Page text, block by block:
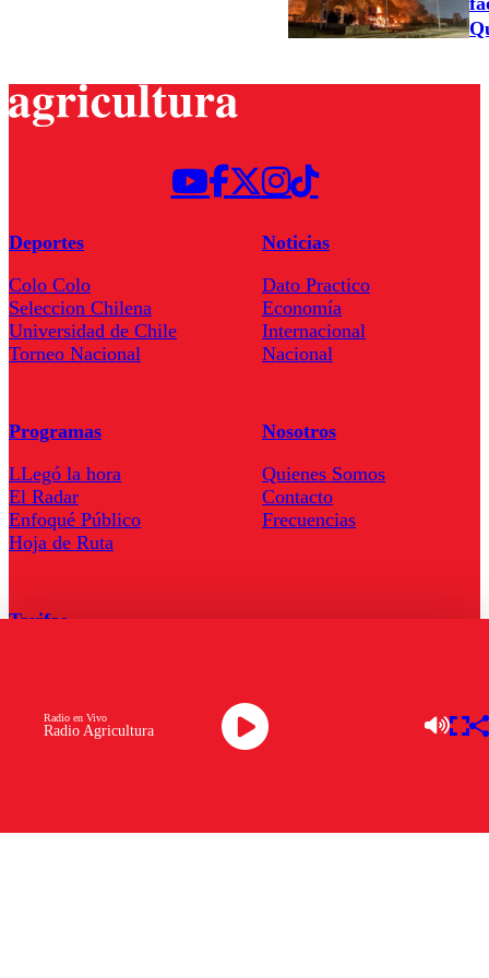
Radio Agricultura
Radio en Vivo
Deportes
Colo Colo
Seleccion Chilena
Universidad de Chile
Torneo Nacional
Noticias
Dato Practico
Economía
Internacional
Nacional
Programas
LLegó la hora
El Radar
Enfoqué Público
Hoja de Ruta
Nosotros
Quienes Somos
Contacto
Frecuencias
Tarifas
Descarga la APP